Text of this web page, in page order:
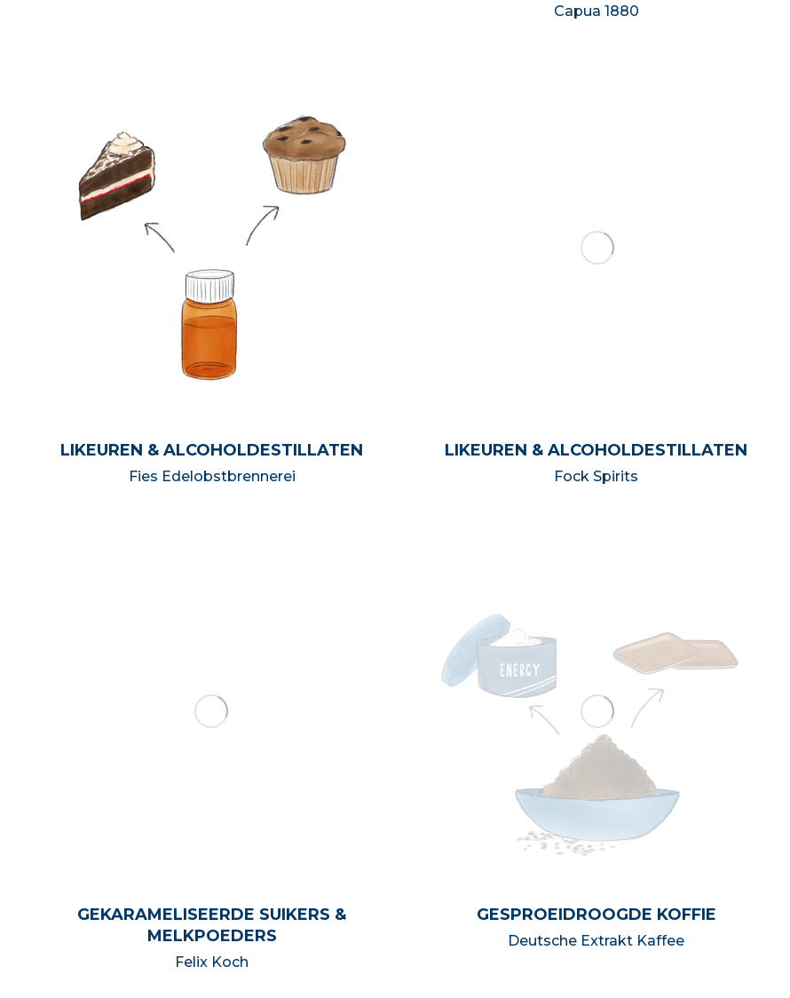
Capua 1880
LIKEUREN & ALCOHOLDESTILLATEN
Fies Edelobstbrennerei
LIKEUREN & ALCOHOLDESTILLATEN
Fock Spirits
GEKARAMELISEERDE SUIKERS &
MELKPOEDERS
Felix Koch
GESPROEIDROOGDE KOFFIE
Deutsche Extrakt Kaffee